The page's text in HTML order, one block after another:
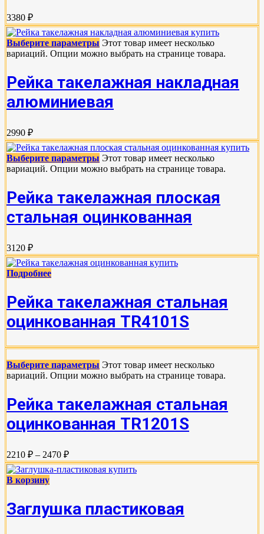
3380 ₽
Выберите параметры Этот товар имеет несколько
вариаций. Опции можно выбрать на странице товара.
Рейка такелажная накладная
алюминиевая
2990 ₽
Выберите параметры Этот товар имеет несколько
вариаций. Опции можно выбрать на странице товара.
Рейка такелажная плоская
стальная оцинкованная
3120 ₽
Подробнее
Рейка такелажная стальная
оцинкованная TR4101S
Выберите параметры Этот товар имеет несколько
вариаций. Опции можно выбрать на странице товара.
Рейка такелажная стальная
оцинкованная TR1201S
2210 ₽ – 2470 ₽
В корзину
Заглушка пластиковая